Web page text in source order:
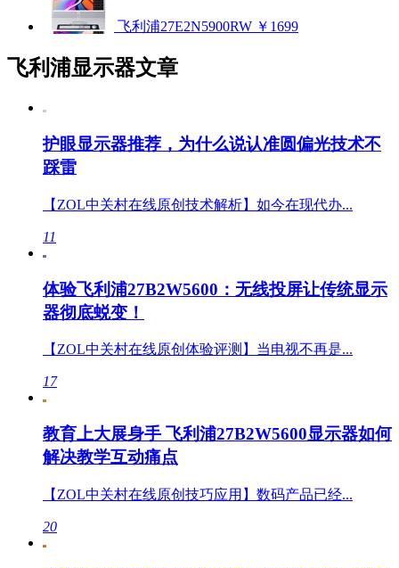
飞利浦27E2N5900RW ￥1699
飞利浦显示器文章
护眼显示器推荐，为什么说认准圆偏光技术不
踩雷
【ZOL中关村在线原创技术解析】如今在现代办...
11
体验飞利浦27B2W5600：无线投屏让传统显示
器彻底蜕变！
【ZOL中关村在线原创体验评测】当电视不再是...
17
教育上大展身手 飞利浦27B2W5600显示器如何
解决教学互动痛点
【ZOL中关村在线原创技巧应用】数码产品已经...
20